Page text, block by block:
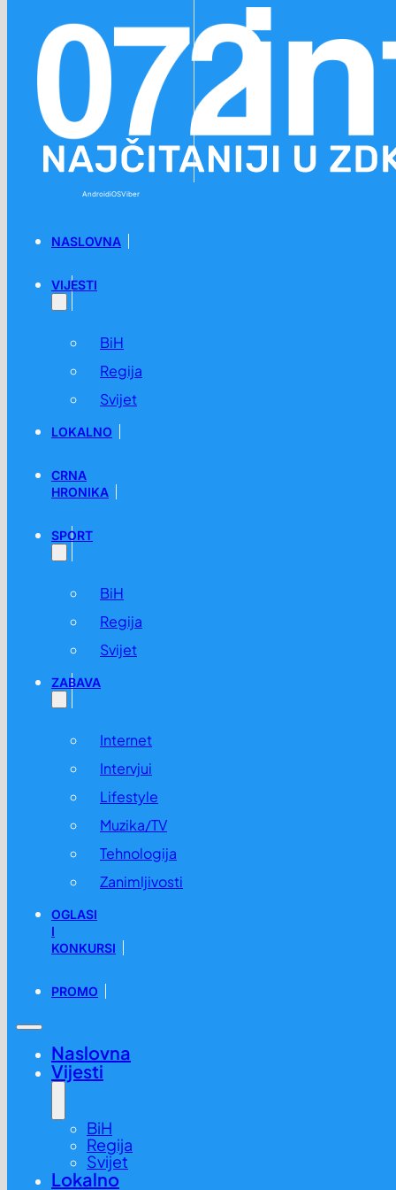
AndroidiOSViber
NASLOVNA
VIJESTI
BiH
Regija
Svijet
LOKALNO
CRNA
HRONIKA
SPORT
BiH
Regija
Svijet
ZABAVA
Internet
Intervjui
Lifestyle
Muzika/TV
Tehnologija
Zanimljivosti
OGLASI
I
KONKURSI
PROMO
Naslovna
Vijesti
BiH
Regija
Svijet
Lokalno